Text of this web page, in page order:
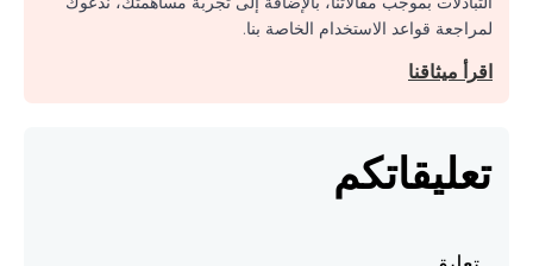
لمراجعة قواعد الاستخدام الخاصة بنا.
اقرأ ميثاقنا
تعليقاتكم